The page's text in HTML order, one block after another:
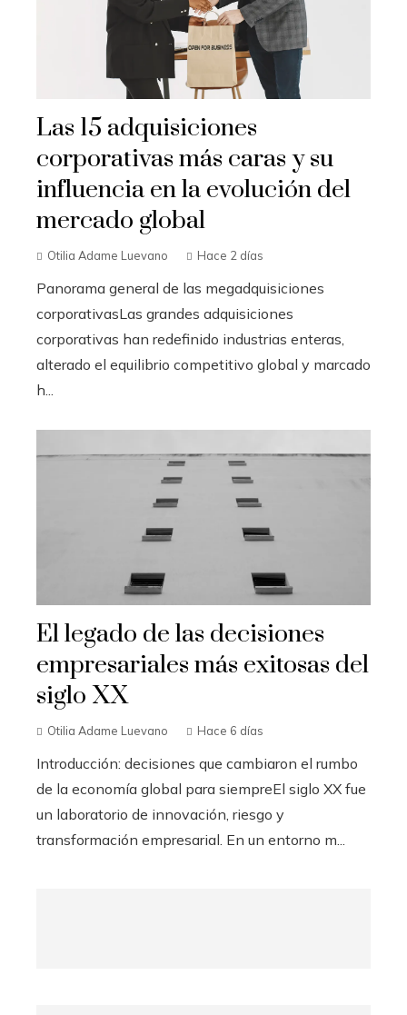
Las 15 adquisiciones
corporativas más caras y su
influencia en la evolución del
mercado global
Otilia Adame Luevano Hace 2 días
Panorama general de las megadquisiciones
corporativasLas grandes adquisiciones
corporativas han redefinido industrias enteras,
alterado el equilibrio competitivo global y marcado
h...
El legado de las decisiones
empresariales más exitosas del
siglo XX
Otilia Adame Luevano Hace 6 días
Introducción: decisiones que cambiaron el rumbo
de la economía global para siempreEl siglo XX fue
un laboratorio de innovación, riesgo y
transformación empresarial. En un entorno m...